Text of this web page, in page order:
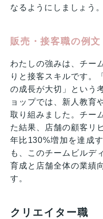
なるようにしましょう。
販売・接客職の例文
わたしの強みは、チー
りと接客スキルです。
の成長が大切」という
ョップでは、新人教育
取り組みました。チー
た結果、店舗の顧客リ
年比130%増加を達成
も、このチームビルデ
育成と店舗全体の業績
す。
クリエイター職